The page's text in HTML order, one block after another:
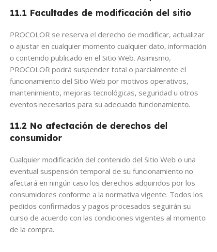
11.1 Facultades de modificación del sitio
PROCOLOR se reserva el derecho de modificar, actualizar
o ajustar en cualquier momento cualquier dato, información
o contenido publicado en el Sitio Web. Asimismo,
PROCOLOR podrá suspender total o parcialmente el
funcionamiento del Sitio Web por motivos operativos,
mantenimiento, mejoras tecnológicas, seguridad u otros
eventos necesarios para su adecuado funcionamiento.
11.2 No afectación de derechos del
consumidor
Cualquier modificación del contenido del Sitio Web o una
eventual suspensión temporal de su funcionamiento no
afectará en ningún caso los derechos adquiridos por los
consumidores conforme a la normativa vigente. Todos los
pedidos confirmados y pagos procesados seguirán su
curso de acuerdo con las condiciones vigentes al momento
de la compra.